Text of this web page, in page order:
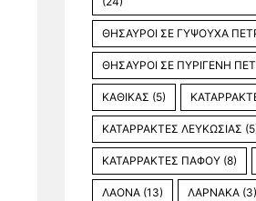
ΘΗΣΑΥΡΟΙ ΣΕ ΓΥΨΟΥΧΑ
ΘΗΣΑΥΡΟΙ ΣΕ ΠΥΡΙΓΕΝΗ
ΚΑΘΙΚΑΣ (5)
ΚΑΤΑΡΡΑΚΤΕΣ ΛΕΥΚΩΣΙΑΣ
ΚΑΤΑΡΡΑΚΤΕΣ ΠΑΦΟΥ (8)
ΛΑΟΝΑ (13) ΛΑΡΝΑΚΑ (3)